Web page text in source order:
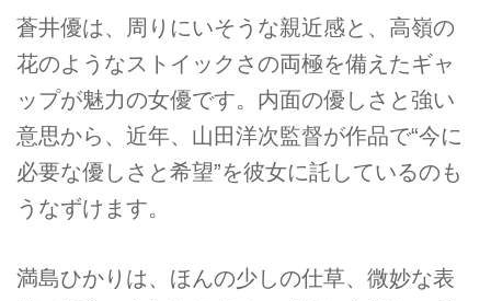
蒼井優は、周りにいそうな親近感と、高嶺の
花のようなストイックさの両極を備えたギャ
ップが魅力の女優です。内面の優しさと強い
意思から、近年、山田洋次監督が作品で“今に
必要な優しさと希望”を彼女に託しているのも
うなずけます。
満島ひかりは、ほんの少しの仕草、微妙な表